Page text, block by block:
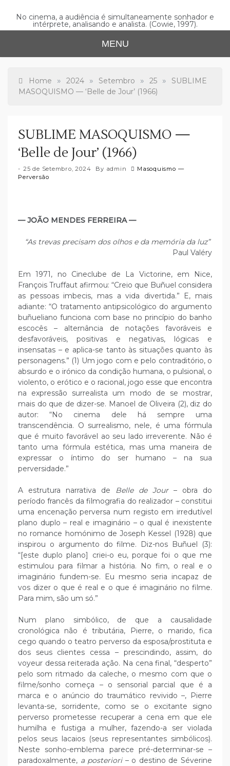
No cinema, a audiência é simultaneamente sonhador e
intérprete, analisando e analista. (Cowie, 1997).
MENU
Home » 2024 » Setembro » 25 »
SUBLIME
MASOQUISMO — ‘Belle de Jour’ (1966)
SUBLIME MASOQUISMO —
‘Belle de Jour’ (1966)
25 de Setembro, 2024 By admin
Masoquismo —
Perversão
— JOÃO MENDES FERREIRA —
“As trevas precisam dos olhos e da memória da luz”
Paul Valéry
Em 1971, no Cineclube de La Victorine, em Nice,
François Truffaut afirmou: “Creio que Buñuel considera
as pessoas imbecis, mas a vida divertida.” E, mais
adiante: “O tratamento antipsicológico do argumento
buñueliano funciona com base no princípio do banho
escocês – alternância de notações favoráveis e
desfavoráveis, positivas e negativas, lógicas e
insensatas – e aplica-se tanto às situações quanto às
personagens.” (1) Um jogo com e pelo contraditório, o
absurdo e o irónico da condição humana, o pulsional, o
violento, o erótico e o racional, jogo esse que encontra
na expressão surrealista um modo de se mostrar,
mais do que de dizer-se. Manoel de Oliveira (2), diz do
autor: “No cinema dele há sempre uma
transcendência. O surrealismo, nele, é uma fórmula
que é muito favorável ao seu lado irreverente. Não é
tanto uma fórmula estética, mas uma maneira de
expressar o íntimo do ser humano – na sua
perversidade.”
A estrutura narrativa de Belle de Jour– obra do
período francês da filmografia do realizador – constitui
uma encenação perversa num registo em irredutível
plano duplo – real e imaginário – o qual é inexistente
no romance homónimo de Joseph Kessel (1928) que
inspirou o argumento do filme. Diz-nos Buñuel (3):
“[este duplo plano] criei-o eu, porque foi o que me
estimulou para filmar a história. No fim, o real e o
imaginário fundem-se. Eu mesmo seria incapaz de
vos dizer o que é real e o que é imaginário no filme.
Para mim, são um só.”
Num plano simbólico, de que a causalidade
cronológica não é tributária, Pierre, o marido, fica
cego quando o teatro perverso da esposa/prostituta e
dos seus clientes cessa – prescindindo, assim, do
voyeur dessa reiterada ação. Na cena final, “desperto”
pelo som ritmado da caleche, o mesmo com que o
filme/sonho começa – o sensorial parcial que é a
marca e o anúncio do traumático revivido –, Pierre
levanta-se, sorridente, como se o excitante signo
perverso prometesse recuperar a cena em que ele
humilha e fustiga a mulher, fazendo-a ser violada
pelos seus lacaios (seus representantes simbólicos).
Neste sonho-emblema parece pré-determinar-se –
paradoxalmente, a posteriori– o destino de Séverine